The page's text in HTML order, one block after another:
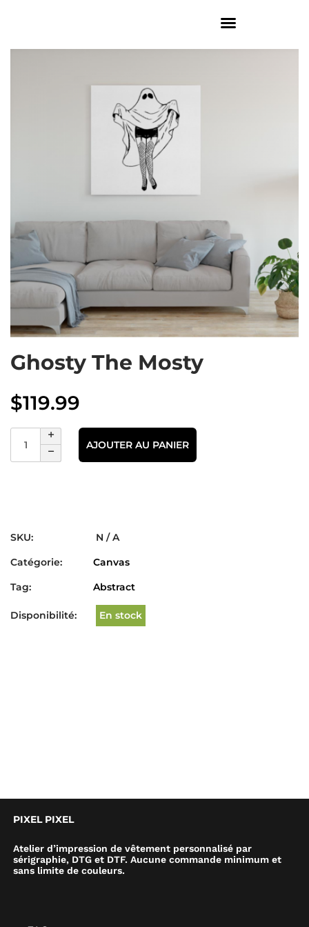
Ghosty The Mosty
$119.99
AJOUTER AU PANIER
SKU:
N / A
Catégorie:
Canvas
Tag:
Abstract
Disponibilité: En stock
PIXEL PIXEL
Atelier d’impression de vêtement personnalisé par
sérigraphie, DTG et DTF. Aucune commande minimum et
sans limite de couleurs.